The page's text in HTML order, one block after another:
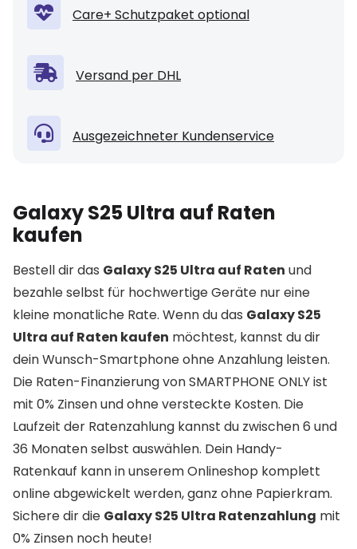
Care+ Schutzpaket optional
Versand per DHL
Ausgezeichneter Kundenservice
Galaxy S25 Ultra auf Raten
kaufen
Bestell dir das Galaxy S25 Ultra auf Raten und
bezahle selbst für hochwertige Geräte nur eine
kleine monatliche Rate. Wenn du das Galaxy S25
Ultra auf Raten kaufen möchtest, kannst du dir
dein Wunsch-Smartphone ohne Anzahlung leisten.
Die Raten-Finanzierung von SMARTPHONE ONLY ist
mit 0% Zinsen und ohne versteckte Kosten. Die
Laufzeit der Ratenzahlung kannst du zwischen 6 und
36 Monaten selbst auswählen. Dein Handy-
Ratenkauf kann in unserem Onlineshop komplett
online abgewickelt werden, ganz ohne Papierkram.
Sichere dir die Galaxy S25 Ultra Ratenzahlung mit
0% Zinsen noch heute!